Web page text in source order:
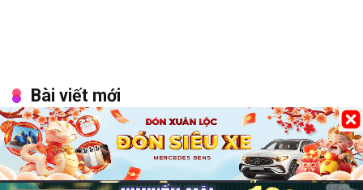
Bài viết mới
Các game online hay nhất, đông người chơi nhất 2026
Chơi game cung đấu mobile: Top 7 lựa chọn cuốn hút